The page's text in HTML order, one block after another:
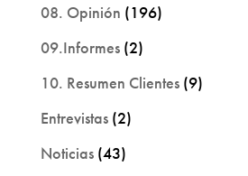
08. Opinión (196)
09.Informes(2)
10. Resumen Clientes(9)
Entrevistas(2)
Noticias(43)